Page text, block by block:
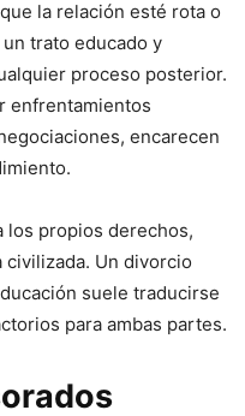
la relación esté rota o
trato educado y
proceso posterior.
enfrentamientos
encarecen
los propios derechos,
Un divorcio
suele traducirse
para ambas partes.